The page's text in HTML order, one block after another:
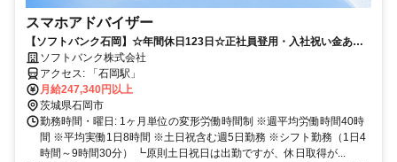
スマホアドバイザー
【ソフトバンク石岡】☆年間休日123日☆正社員登用・入社祝い金あり/
未経験OK！充実研修◎
ソフトバンク株式会社
アクセス: 「石岡駅」
月給247,340円以上
茨城県石岡市
勤務時間・曜日: 1ヶ月単位の変形労働時間制 ※週平均労働時間40時
間 ※平均実働1日8時間 ※土日祝含む週5日勤務 ※シフト勤務（1日4
時間～9時間30分） ┗原則土日祝日は出勤ですが、休日取得が...